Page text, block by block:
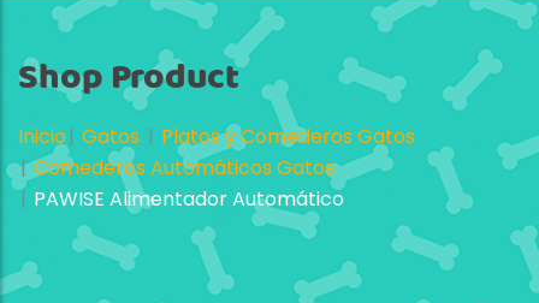
Shop Product
Inicio Gatos
Platos y Comederos Gatos
Comederos Automáticos Gatos
PAWISE Alimentador Automático